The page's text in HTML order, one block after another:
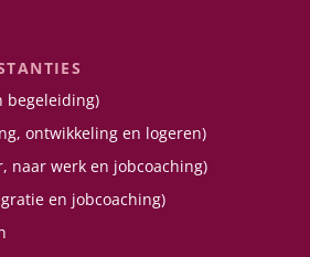
begeleiding)
ontwikkeling en logeren)
naar werk en jobcoaching)
en jobcoaching)